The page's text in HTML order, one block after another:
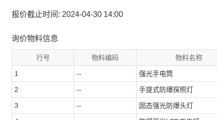
报价截止时间: 2024-04-30 14:00
询价物料信息
行号 物料编码 物料名称
1 -- 强光手电筒
2 -- 手提式防爆探照灯
3 -- 固态强光防爆头灯